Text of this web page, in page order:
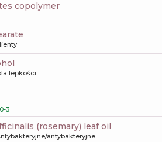
copolymer
lepkości
3
(rosemary) leaf oil
antybakteryjne